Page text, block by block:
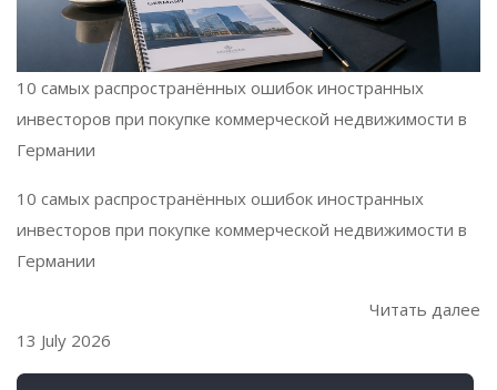
10 самых распространённых ошибок иностранных
инвесторов при покупке коммерческой недвижимости в
Германии
10 самых распространённых ошибок иностранных
инвесторов при покупке коммерческой недвижимости в
Германии
Читать далее
13 July 2026